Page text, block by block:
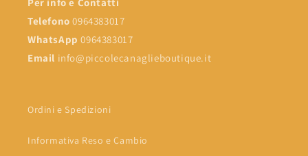
Telefono 0964383017
WhatsApp0964383017
Email info@piccolecanaglieboutique.it
Ordini e Spedizioni
Informativa Reso e Cambio